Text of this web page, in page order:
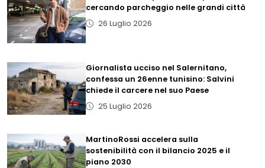
cercando parcheggio nelle grandi città
26 Luglio 2026
Giornalista ucciso nel Salernitano,
confessa un 26enne tunisino: Salvini
chiede il carcere nel suo Paese
25 Luglio 2026
MartinoRossi accelera sulla
sostenibilità con il bilancio 2025 e il
piano 2030